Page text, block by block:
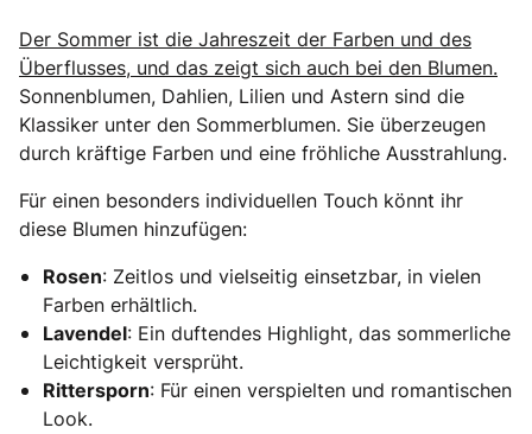
Der Sommer ist die Jahreszeit der Farben und des
Überflusses, und das zeigt sich auch bei den Blumen.
Sonnenblumen, Dahlien, Lilien und Astern sind die
Klassiker unter den Sommerblumen. Sie überzeugen
durch kräftige Farben und eine fröhliche Ausstrahlung.
Für einen besonders individuellen Touch könnt ihr
diese Blumen hinzufügen:
Rosen: Zeitlos und vielseitig einsetzbar, in vielen
Farben erhältlich.
Lavendel: Ein duftendes Highlight, das sommerliche
Leichtigkeit versprüht.
Rittersporn: Für einen verspielten und romantischen
Look.